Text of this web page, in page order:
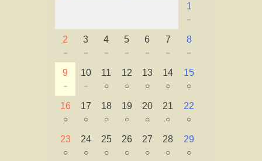
1
－
2
－
3
－
4
－
5
－
6
－
7
－
8
－
9
－
10
－
11
○
12
○
13
○
14
○
15
○
16
○
17
○
18
○
19
○
20
○
21
○
22
○
23
○
24
○
25
○
26
○
27
○
28
○
29
○